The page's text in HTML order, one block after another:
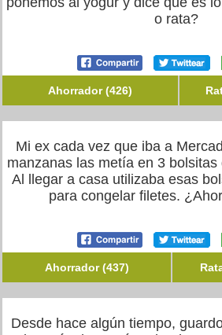
o rata?
Ahorrador (426)
Mi ex cada vez que iba a
manzanas las metía en 3
Al llegar a casa utilizaba esas
para congelar filetes.
Ahorrador (437)
Desde hace algún tiempo,